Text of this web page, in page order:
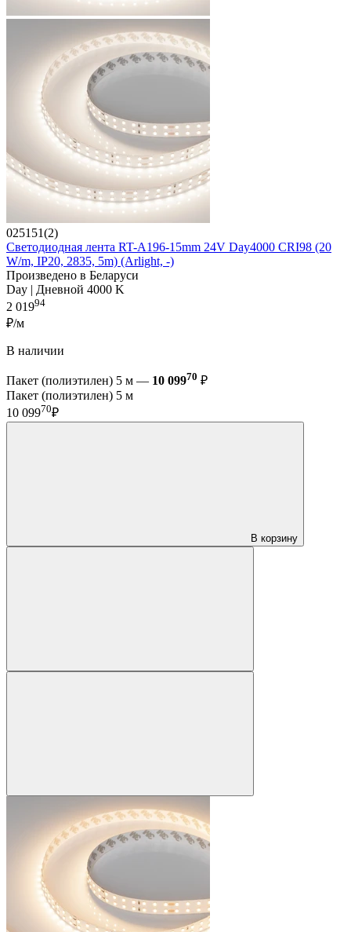
025151(2)
Светодиодная лента RT-A196-15mm 24V Day4000 CRI98 (20
W/m, IP20, 2835, 5m) (Arlight, -)
Произведено в Беларуси
Day | Дневной 4000 K
2 01994
₽/м
В наличии
Пакет (полиэтилен) 5 м — 10 09970 ₽
Пакет (полиэтилен) 5 м
10 09970₽
В корзину